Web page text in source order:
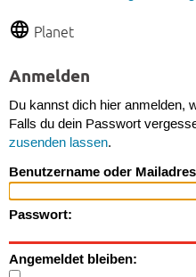
Planet
Anmelden
Du kannst dich hier anmelden,
Falls du dein Passwort
zusenden lassen.
Benutzername oder
Passwort:
Angemeldet bleiben: